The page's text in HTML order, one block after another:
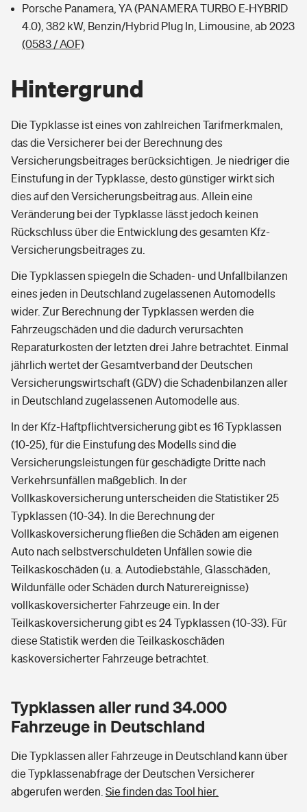
Porsche Panamera, YA (PANAMERA TURBO E-HYBRID
4.0), 382 kW, Benzin/Hybrid Plug In, Limousine, ab 2023
(0583 / AOF)
Hintergrund
Die Typklasse ist eines von zahlreichen Tarifmerkmalen,
das die Versicherer bei der Berechnung des
Versicherungsbeitrages berücksichtigen. Je niedriger die
Einstufung in der Typklasse, desto günstiger wirkt sich
dies auf den Versicherungsbeitrag aus. Allein eine
Veränderung bei der Typklasse lässt jedoch keinen
Rückschluss über die Entwicklung des gesamten Kfz-
Versicherungsbeitrages zu.
Die Typklassen spiegeln die Schaden- und Unfallbilanzen
eines jeden in Deutschland zugelassenen Automodells
wider. Zur Berechnung der Typklassen werden die
Fahrzeugschäden und die dadurch verursachten
Reparaturkosten der letzten drei Jahre betrachtet. Einmal
jährlich wertet der Gesamtverband der Deutschen
Versicherungswirtschaft (GDV) die Schadenbilanzen aller
in Deutschland zugelassenen Automodelle aus.
In der Kfz-Haftpflichtversicherung gibt es 16 Typklassen
(10-25), für die Einstufung des Modells sind die
Versicherungsleistungen für geschädigte Dritte nach
Verkehrsunfällen maßgeblich. In der
Vollkaskoversicherung unterscheiden die Statistiker 25
Typklassen (10-34). In die Berechnung der
Vollkaskoversicherung fließen die Schäden am eigenen
Auto nach selbstverschuldeten Unfällen sowie die
Teilkaskoschäden (u. a. Autodiebstähle, Glasschäden,
Wildunfälle oder Schäden durch Naturereignisse)
vollkaskoversicherter Fahrzeuge ein. In der
Teilkaskoversicherung gibt es 24 Typklassen (10-33). Für
diese Statistik werden die Teilkaskoschäden
kaskoversicherter Fahrzeuge betrachtet.
Typklassen aller rund 34.000
Fahrzeuge in Deutschland
Die Typklassen aller Fahrzeuge in Deutschland kann über
die Typklassenabfrage der Deutschen Versicherer
abgerufen werden. Sie finden das Tool hier.